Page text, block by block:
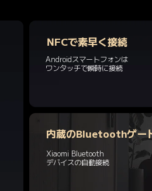
NFCで素早く接続
Androidスマートフォンは
ワンタッチで瞬時に接続
内蔵のBluetoothゲー
Xiaomi Bluetooth
デバイスの自動接続